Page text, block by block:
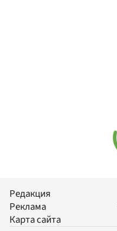
Редакция
Реклама
Карта сайта